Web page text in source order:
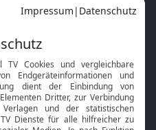
Mobile App
Smart TV
HbbTV
Bibelthek Online-Bibel
Nächster Gottesdienst